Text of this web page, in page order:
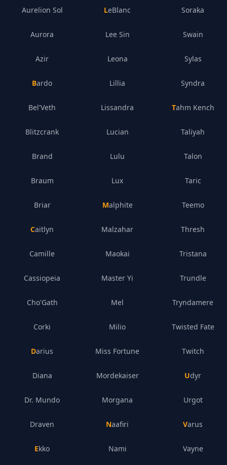
Aurelion Sol
Aurora
Azir
Bardo
Bel'Veth
Blitzcrank
Brand
Braum
Briar
Caitlyn
Camille
Cassiopeia
Cho'Gath
Corki
Darius
Diana
Dr. Mundo
Draven
Ekko
LeBlanc
Lee Sin
Leona
Lillia
Lissandra
Lucian
Lulu
Lux
Malphite
Malzahar
Maokai
Master Yi
Mel
Milio
Miss Fortune
Mordekaiser
Morgana
Naafiri
Nami
Soraka
Swain
Sylas
Syndra
Tahm Kench
Taliyah
Talon
Taric
Teemo
Thresh
Tristana
Trundle
Tryndamere
Twisted Fate
Twitch
Udyr
Urgot
Varus
Vayne